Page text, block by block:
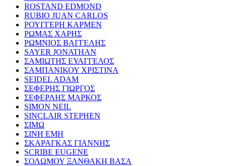
ROSTAND EDMOND
RUBIO JUAN CARLOS
ΡΟΥΓΓΕΡΗ ΚΑΡΜΕΝ
ΡΩΜΑΣ ΧΑΡΗΣ
ΡΩΜΝΙΟΣ ΒΑΓΓΕΛΗΣ
SAYER JONATHAN
ΣΑΜΙΩΤΗΣ ΕΥΑΓΓΕΛΟΣ
ΣΑΜΠΑΝΙΚΟΥ ΧΡΙΣΤΙΝΑ
SEIDEL ADAM
ΣΕΦΕΡΗΣ ΓΙΩΡΓΟΣ
ΣΕΦΕΡΛΗΣ ΜΑΡΚΟΣ
SIMON NEIL
SINCLAIR STEPHEN
ΣΙΜΩ
ΣΙΝΗ ΕΜΗ
ΣΚΑΡΑΓΚΑΣ ΓΙΑΝΝΗΣ
SCRIBE EUGENE
ΣΟΛΩΜΟΥ ΞΑΝΘΑΚΗ ΒΑΣΑ